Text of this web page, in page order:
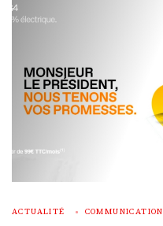
ACTUALITÉ COMMUNICATION